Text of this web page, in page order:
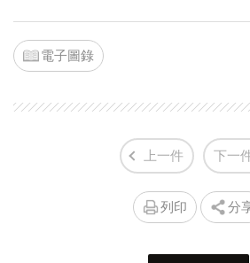
電子圖錄
上一件 下一
列印 分